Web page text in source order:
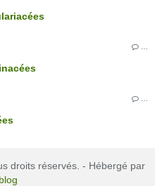
droits réservés. - Hébergé par